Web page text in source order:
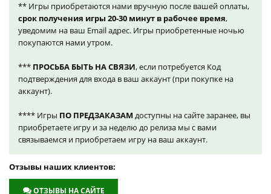
** Игры приобретаются нами вручную после вашей оплаты,
срок получения игры 20-30 минут в рабочее время,
уведомим на ваш Email адрес. Игры приобретенные ночью
покупаются нами утром.
*** ПРОСЬБА БЫТЬ НА СВЯЗИ, если потребуется Код
подтверждения для входа в ваш аккаунт (при покупке на
аккаунт).
**** Игры ПО ПРЕДЗАКАЗАМ доступны на сайте заранее, вы
приобретаете игру и за неделю до релиза мы с вами
связываемся и приобретаем игру на ваш аккаунт.
Отзывы наших клиентов:
ОТЗЫВЫ НА САЙТЕ